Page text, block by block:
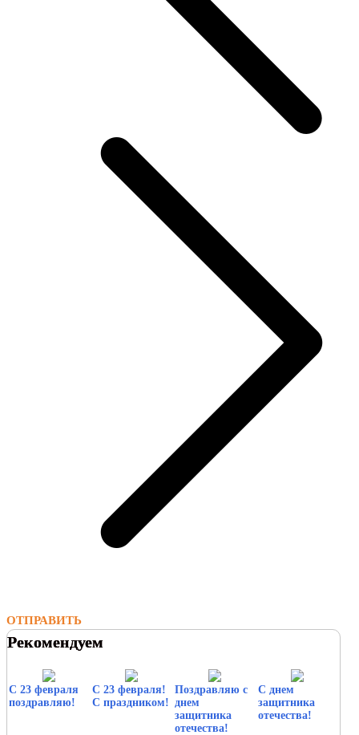
ОТПРАВИТЬ
Рекомендуем
С 23 февраля
поздравляю!
С 23 февраля!
С праздником!
Поздравляю с
днем
защитника
отечества!
С днем
защитника
отечества!